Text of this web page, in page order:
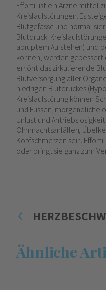
Effortil ist ein Arzneimittel
Kreislaufstörungen. Es
Blutgefässe und
Blutdruck.
abruptem Aufstehen) und
können, werden
erhöht das zirkulierende
Blutversorgung aller
niedrigen Blutdruckes
Kreislaufstörung können
und Füssen, morgendliche
Unlust und
Ohnmachtsanfällen,
Kopfschmerzen sein.
oder bringt sie ganz zum
Ähnliche